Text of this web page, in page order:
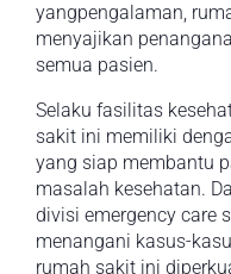
yangpengalaman,
menyajikan
semua pasien.
Selaku fasilitas
sakit ini memiliki
yang siap membantu
masalah kesehatan.
divisi emergency care
menangani kasus-
rumah sakit ini